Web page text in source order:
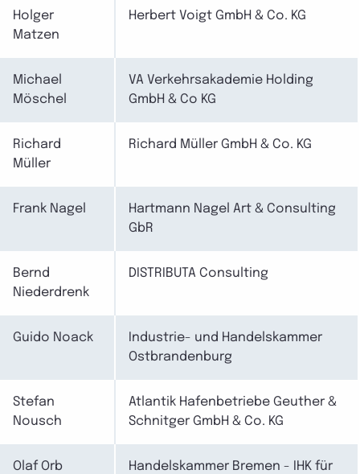
Holger
Matzen
Herbert Voigt GmbH & Co. KG
Michael
Möschel
VA Verkehrsakademie Holding
GmbH & Co KG
Richard
Müller
Richard Müller GmbH & Co. KG
Frank Nagel
Hartmann Nagel Art & Consulting
GbR
Bernd
Niederdrenk
DISTRIBUTA Consulting
Guido Noack
Industrie- und Handelskammer
Ostbrandenburg
Stefan
Nousch
Atlantik Hafenbetriebe Geuther &
Schnitger GmbH & Co. KG
Olaf Orb
Handelskammer Bremen - IHK für